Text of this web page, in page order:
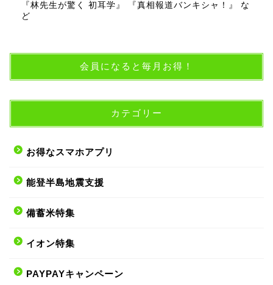
『林先生が驚く 初耳学』 『真相報道バンキシャ！』 な
ど
会員になると毎月お得！
カテゴリー
お得なスマホアプリ
能登半島地震支援
備蓄米特集
イオン特集
PAYPAYキャンペーン